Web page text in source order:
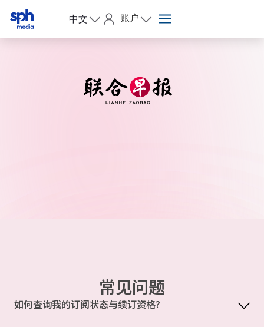
中文 账户
常见问题
如何查询我的订阅状态与续订资格?